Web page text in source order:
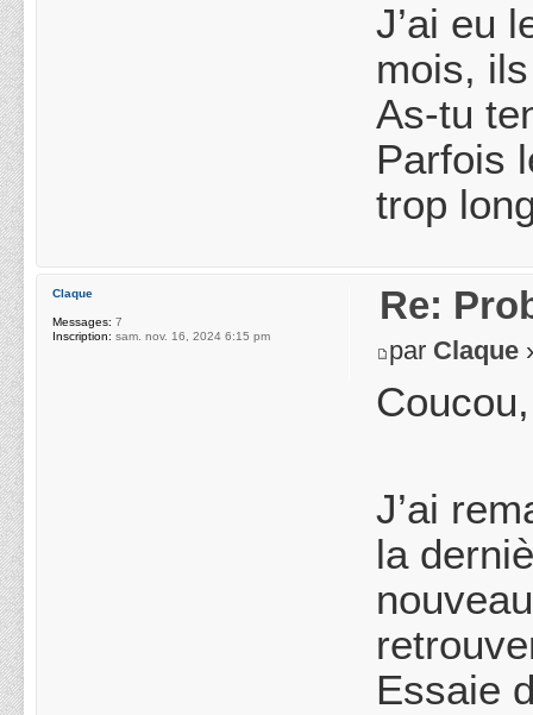
J’ai eu
mois,
As-tu
Parfois
trop
Re:
par Claque
Coucou,
J’ai
la
Essaie
Claque
Messages: 7
Inscription: sam. nov. 16, 2024 6:15 pm